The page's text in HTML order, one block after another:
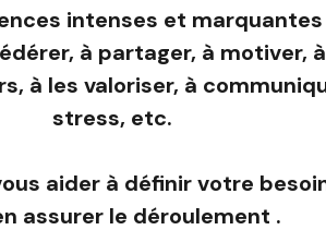
intenses et
à partager, à motiver,
à les valoriser, à
stress, etc.
aider à définir votre
assurer le déroulement .